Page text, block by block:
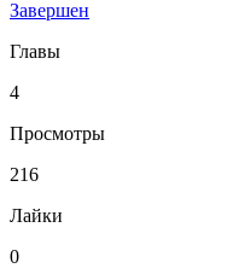
Завершен
Главы
4
Просмотры
216
Лайки
0